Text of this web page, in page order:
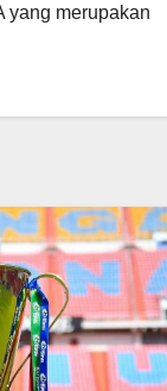
yang merupakan